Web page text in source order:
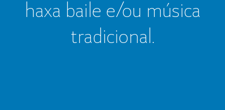
haxa baile e/ou música
tradicional.